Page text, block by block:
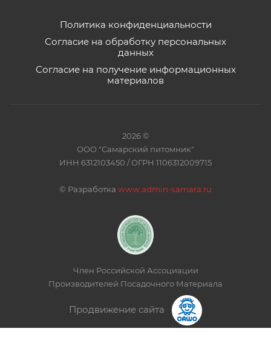
Политика конфиденциальности
Согласие на обработку персональных
данных
Согласие на получение информационных
материалов
2026 ©
ООО "Самарский питомник"
ИНН 6312103450 / ОГРН 1106312009715
© Разработка www.admin-samara.ru
Член Российской Ассоциации
Производителей Посадочного Материала
Продвижение сайта